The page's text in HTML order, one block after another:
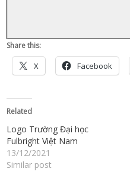
Share this:
X Facebook
Related
Logo Trường Đại học
Fulbright Việt Nam
13/12/2021
Similar post